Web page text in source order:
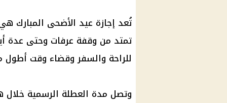
تُعد إجازة عيد الأضحى المبارك
تمتد من وقفة عرفات وحتى عدة
للراحة والسفر وقضاء وقت أطول